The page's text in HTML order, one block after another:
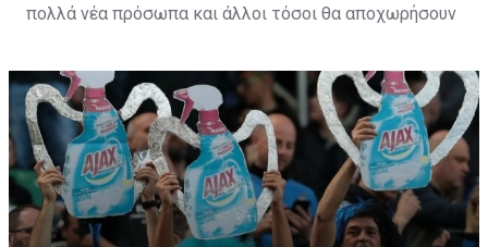
πολλά νέα πρόσωπα και άλλοι τόσοι θα αποχωρήσουν
θα κάνει ξανά την εμφάνιση της στους "πράσινους".